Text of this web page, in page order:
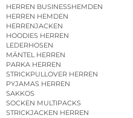
HERREN BUSINESSHEMDEN
HERREN HEMDEN
HERRENJACKEN
HOODIES HERREN
LEDERHOSEN
MÄNTEL HERREN
PARKA HERREN
STRICKPULLOVER HERREN
PYJAMAS HERREN
SAKKOS
SOCKEN MULTIPACKS
STRICKJACKEN HERREN